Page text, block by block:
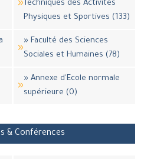
Techniques des Activités
Physiques et Sportives (133)
» Faculté des Sciences
Sociales et Humaines (78)
» Annexe d'Ecole normale
supérieure (0)
& Conférences